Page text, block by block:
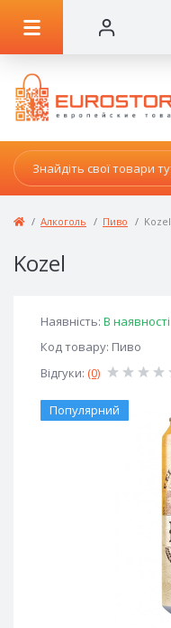
Алкоголь Пиво Kozel
Kozel
Наявність: В наявності
Код товару: Пиво
Відгуки: (0)
Популярний